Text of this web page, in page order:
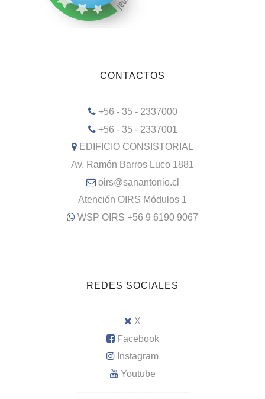
CONTACTOS
+56 - 35 - 2337000
+56 - 35 - 2337001
EDIFICIO CONSISTORIAL
Av. Ramón Barros Luco 1881
oirs@sanantonio.cl
Atención OIRS Módulos 1
WSP OIRS +56 9 6190 9067
REDES SOCIALES
X
Facebook
Instagram
Youtube
–––––––––––––––––––––